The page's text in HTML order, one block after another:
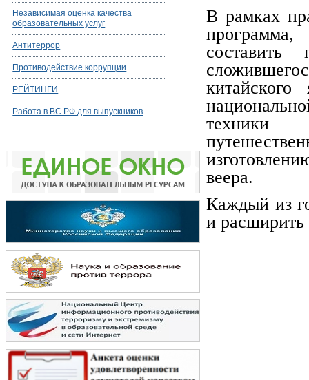
Независимая оценка качества
образовательных услуг
Антитеррор
Противодействие коррупции
РЕЙТИНГИ
Работа в ВС РФ для выпускников
В рамках
составить
техники
веера.
Каждый из
и расширить